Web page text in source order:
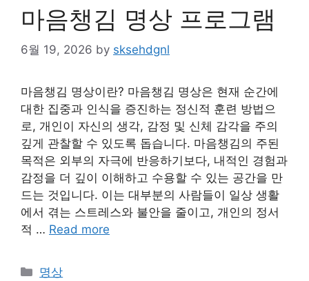
마음챙김 명상 프로그램
6월 19, 2026 by sksehdgnl
마음챙김 명상이란? 마음챙김 명상은 현재 순간에
대한 집중과 인식을 증진하는 정신적 훈련 방법으
로, 개인이 자신의 생각, 감정 및 신체 감각을 주의
깊게 관찰할 수 있도록 돕습니다. 마음챙김의 주된
목적은 외부의 자극에 반응하기보다, 내적인 경험과
감정을 더 깊이 이해하고 수용할 수 있는 공간을 만
드는 것입니다. 이는 대부분의 사람들이 일상 생활
에서 겪는 스트레스와 불안을 줄이고, 개인의 정서
적 … Read more
Categories
명상